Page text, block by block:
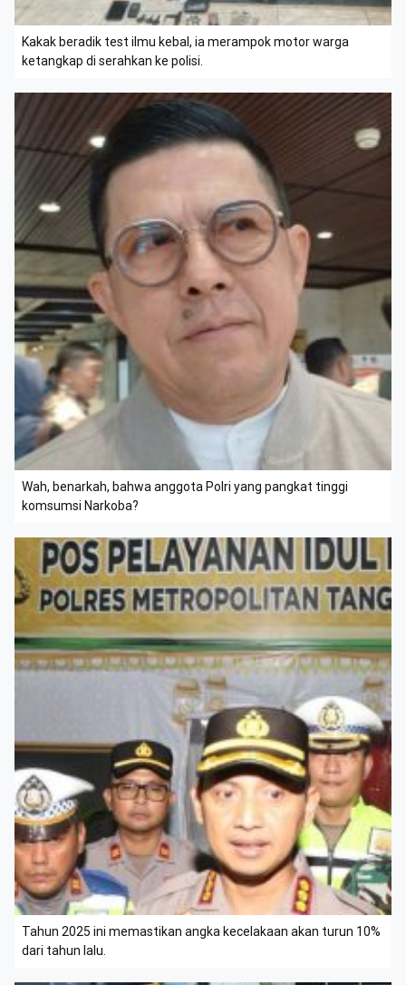
Kakak beradik test ilmu kebal, ia merampok motor warga
ketangkap di serahkan ke polisi.
Wah, benarkah, bahwa anggota Polri yang pangkat tinggi
komsumsi Narkoba?
Tahun 2025 ini memastikan angka kecelakaan akan turun 10%
dari tahun lalu.